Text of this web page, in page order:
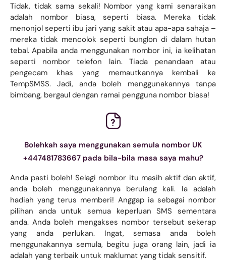
Tidak, tidak sama sekali! Nombor yang kami senaraikan
adalah nombor biasa, seperti biasa. Mereka tidak
menonjol seperti ibu jari yang sakit atau apa-apa sahaja –
mereka tidak mencolok seperti bunglon di dalam hutan
tebal. Apabila anda menggunakan nombor ini, ia kelihatan
seperti nombor telefon lain. Tiada penandaan atau
pengecam khas yang memautkannya kembali ke
TempSMSS. Jadi, anda boleh menggunakannya tanpa
bimbang, bergaul dengan ramai pengguna nombor biasa!
Bolehkah saya menggunakan semula nombor UK
+447481783667 pada bila-bila masa saya mahu?
Anda pasti boleh! Selagi nombor itu masih aktif dan aktif,
anda boleh menggunakannya berulang kali. Ia adalah
hadiah yang terus memberi! Anggap ia sebagai nombor
pilihan anda untuk semua keperluan SMS sementara
anda. Anda boleh mengakses nombor tersebut sekerap
yang anda perlukan. Ingat, semasa anda boleh
menggunakannya semula, begitu juga orang lain, jadi ia
adalah yang terbaik untuk maklumat yang tidak sensitif.